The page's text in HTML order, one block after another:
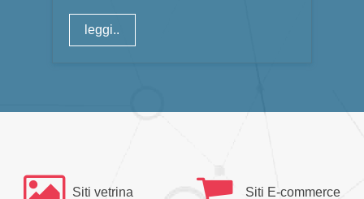
leggi..
Siti vetrina Siti E-commerce